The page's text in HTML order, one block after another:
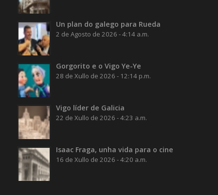
Un plan do galego para Rueda
2 de Agosto de 2026 - 4:14 a.m.
Gorgorito e o Vigo Ye-Ye
28 de Xullo de 2026 - 12:14 p.m.
Vigo líder de Galicia
22 de Xullo de 2026 - 4:23 a.m.
Isaac Fraga, unha vida para o cine
16 de Xullo de 2026 - 4:20 a.m.